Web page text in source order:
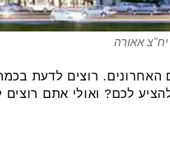
יח"צ אאורה
רוצים לדעת
לכם? ואולי אתם